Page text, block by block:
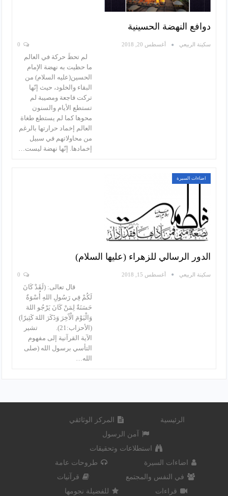
دوافع النهضة الحسينية
سكينة الربيعي أغسطس 20, 2018
لم تحظَ حركة في العالم
ما حظيت به نهضة الإمام
الحسين(عليه السلام) من
البقاء والخلود، حيث إنّها
تركت فاجعة ومصيبة لم
تستطع الأيام والسنون
محوها كما لم يستطع طغاة
العالم إخماد حرارتها بالرغم
من محاولاتهم في سبيل
إخمادها. إنّها نهضة ليست…
اضاءات السيرة
الدور الرسالي للزهراء (عليها السلام)
سكينة الربيعي أغسطس 15, 2018
قال تعالى: (لَقَدْ كَانَ
لَكُمْ فِي رَسُولِ اللهِ أُسْوَةٌ
حَسَنَةٌ لِمَنْ كَانَ يَرْجُو اللهَ
وَالْيَوْمَ الْآَخِرَ وَذَكَرَ اللهَ كَثِيرًا)
(الأحزاب:21). تشير
الآية القرآنية إلى مفهوم
التأسي برسول الله (صلى
الله…
الرئيسية
المركز الوثائقي
آمن الرسول
استطلاعات وتحقيقات
اضاءات السيرة
طروحات عامة
في النفس والمجتمع
قرآنيات
قراءات
للفضيلة نجومها